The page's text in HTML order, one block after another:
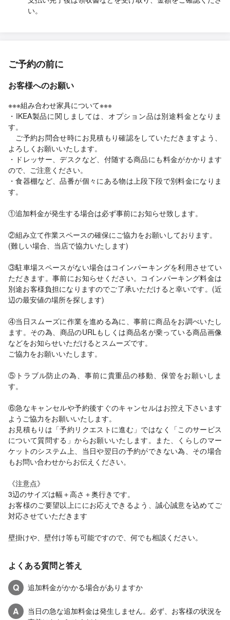
い。
ご予約の前に
お客様へのお願い
※※※組み合わせ家具について※※※
・IKEA製品に関しましては、オプション品は別途料金となりま
す。
ご予約お問合せ時にお見積もり確認をしていただきますよう、
よろしくお願いいたします。
・ドレッサー、デスクなど、付随する商品にも料金がかかります
ので、ご注意ください。
・食器棚など、品番が個々にある物は上段下段で別料金になりま
す。
①追加料金が発生する場合は必ず事前にお知らせ致します。
②組み立て作業スペースの確保にご協力をお願いしております。
(難しい場合、当店で協力いたします)
③駐車場スペースがない場合はコインパーキングを利用させてい
ただきます。事前にお知らせください。コインパーキング料金は
別途お客様負担になりますのでご了承いただけると幸いです。(近
辺の最安値の場所を探します)
④当日スムーズに作業を進める為に、事前に商品をお調べいたし
ます。その為、商品のURLもしくは商品名が乗っている商品画像
などをお知らせいただけるとスムーズです。
ご協力をお願いいたします。
⑤トラブル防止の為、事前に貴重品の移動、保管をお願いしま
す。
⑥急なキャンセルや予約後すぐのキャンセルはお控え下さいます
ようご協力をお願いいたします。
お見積もりは「予約リクエストに進む」ではなく「このサービス
について質問する」からお願いいたします。また、くらしのマー
ケットのシステム上、当日や翌日の予約ができない為、その場合
もお問い合わせからお伝えください。
《注意点》
3辺のサイズは幅＋高さ＋奥行きです。
お客様のご要望以上ににお応えできるよう、誠心誠意を込めてご
対応させていただきます
壁掛けや、壁付け等も可能ですので、何でも相談ください。
よくある質問と答え
Q
追加料金がかかる場合がありますか
A
当日の急な追加料金は発生しません。必ず、お客様の状況を